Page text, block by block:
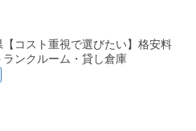
【コスト重視で選びたい】格安料
ランクルーム・貸し倉庫